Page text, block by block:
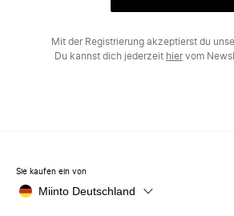
Mit der Registrierung akzeptierst du
Du kannst dich jederzeit hiervom
Sie kaufen ein von
Miinto Deutschland